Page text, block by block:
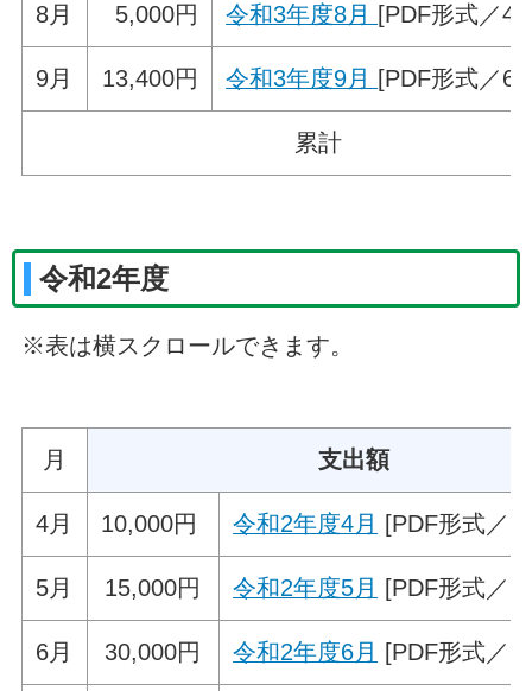
8月 5,000円 令和3年度8月 [PDF形式／
9月 13,400円 令和3年度9月 [PDF形式／
累計
令和2年度
※表は横スクロールできます。
月 支出額
4月 10,000円 令和2年度4月 [PDF形式／
5月 15,000円 令和2年度5月 [PDF形式／
6月 30,000円 令和2年度6月 [PDF形式／